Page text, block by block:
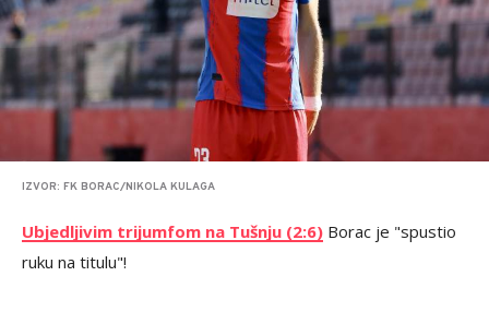
IZVOR: FK BORAC/NIKOLA KULAGA
Ubjedljivim trijumfom na Tušnju (2:6) Borac je "spustio
ruku na titulu"!